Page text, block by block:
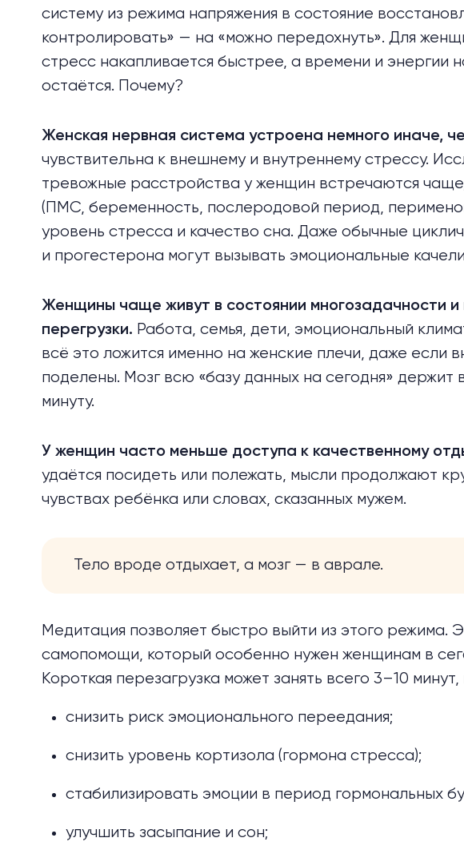
системуиз режима напряжения в состояние
контролировать» — на «можно передохнуть». Для
стресс накапливается быстрее, а времени и энергии
остаётся. Почему?
Женская нервная система устроена немного иначе,
чувствительна к внешнему и внутреннему стрессу.
тревожные расстройства у женщин встречаются
(ПМС, беременность, послеродовой период,
уровень стресса и качество сна. Даже обычные
и прогестерона могут вызывать эмоциональные
Женщины чаще живут в состоянии многозадачности и
перегрузки. Работа, семья, дети, эмоциональный
всё это ложится именно на женские плечи, даже если
поделены. Мозг всю «базу данных на сегодня» держит
минуту.
У женщин часто меньше доступа к качественному
удаётся посидеть или полежать, мысли продолжают
чувствах ребёнка или словах, сказанных мужем.
Тело вроде отдыхает, а мозг — в аврале.
Медитация позволяет быстро выйти из этого режима.
самопомощи, который особенно нужен женщинам в
Короткая перезагрузка может занять всего 3–10
снизить риск эмоционального переедания;
снизить уровень кортизола (гормона стресса);
стабилизировать эмоции в период гормональных
улучшить засыпание и сон;